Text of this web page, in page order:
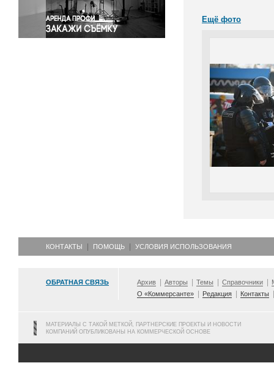
Экономика и бизнес
Ещё фото
КОНТАКТЫ ПОМОЩЬ УСЛОВИЯ ИСПОЛЬЗОВАНИЯ
ОБРАТНАЯ СВЯЗЬ Архив Авторы Темы Справочники
О «Коммерсанте»
Редакция Контакты
МАТЕРИАЛЫ С ТАКОЙ МЕТКОЙ, ПАРТНЕРСКИЕ ПРОЕКТЫ И НОВОСТИ
КОМПАНИЙ ОПУБЛИКОВАНЫ НА КОММЕРЧЕСКОЙ ОСНОВЕ